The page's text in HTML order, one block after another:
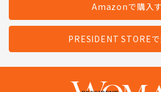
Amazonで購入
PRESIDENT STORE